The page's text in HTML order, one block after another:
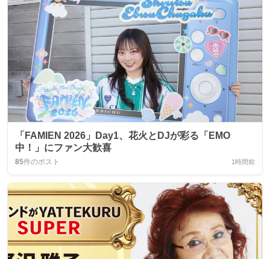
「FAMIEN 2026」Day1、花火とDJが彩る「EMO
中！」にファン大歓喜
85件のポスト 1時間前